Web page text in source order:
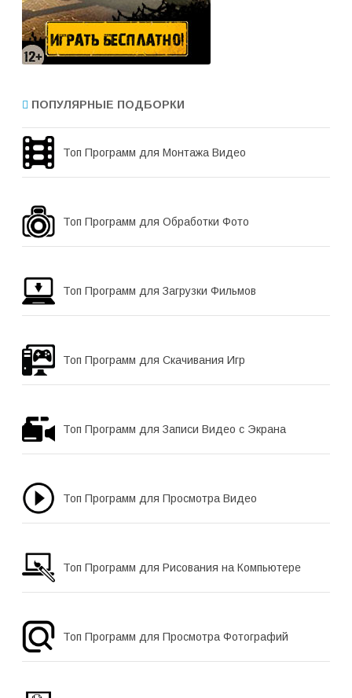
ПОПУЛЯРНЫЕ ПОДБОРКИ
Топ Программ для Монтажа Видео
Топ Программ для Обработки Фото
Топ Программ для Загрузки Фильмов
Топ Программ для Скачивания Игр
Топ Программ для Записи Видео с Экрана
Топ Программ для Просмотра Видео
Топ Программ для Рисования на Компьютере
Топ Программ для Просмотра Фотографий